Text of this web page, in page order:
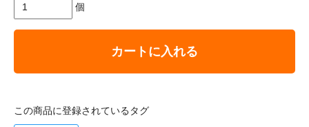
個
カートに入れる
この商品に登録されているタグ